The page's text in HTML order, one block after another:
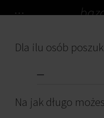
Dla ilu osób
Na jak długo